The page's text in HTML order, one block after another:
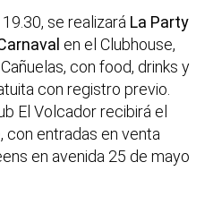
se realizará La Party
en el Clubhouse,
con food, drinks y
con registro previo.
El Volcador recibirá el
, con entradas en venta
en avenida 25 de mayo